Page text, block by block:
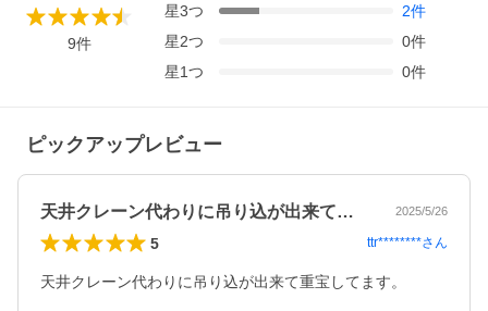
9件
星3つ 2件
星2つ 0件
星1つ 0件
ピックアップレビュー
天井クレーン代わりに吊り込が出来て重宝… 2025/5/26
5 ttr********さん
天井クレーン代わりに吊り込が出来て重宝してます。